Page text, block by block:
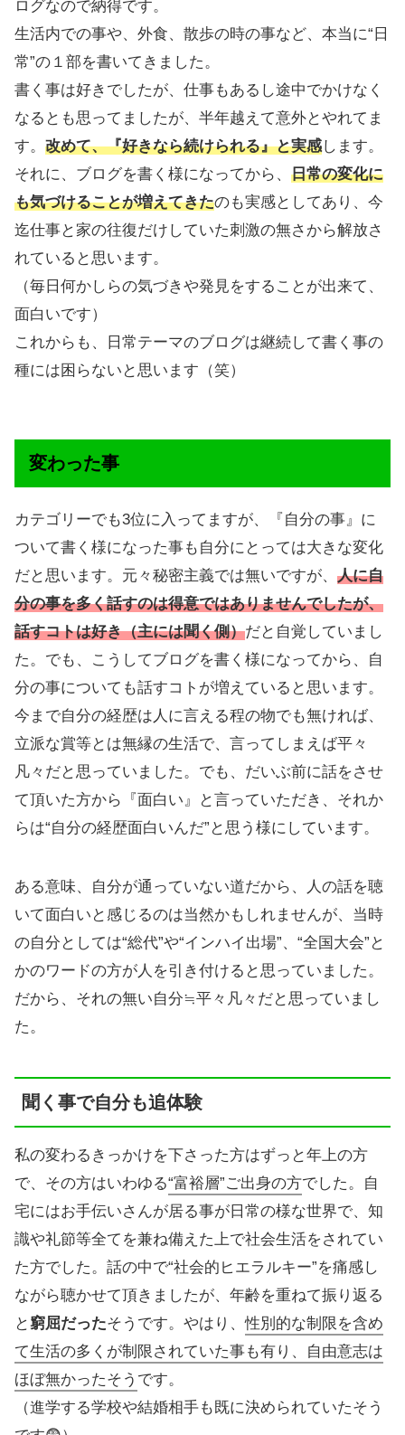
ログなので納得です。
生活内での事や、外食、散歩の時の事など、本当に“日
常”の１部を書いてきました。
書く事は好きでしたが、仕事もあるし途中でかけなく
なるとも思ってましたが、半年越えて意外とやれてま
す。 改めて、『好きなら続けられる』と実感します。
それに、ブログを書く様になってから、 日常の変化に
も気づけることが増えてきたのも実感としてあり、今
迄仕事と家の往復だけしていた刺激の無さから解放さ
れていると思います。
（毎日何かしらの気づきや発見をすることが出来て、
面白いです）
これからも、日常テーマのブログは継続して書く事の
種には困らないと思います（笑）
変わった事
カテゴリーでも3位に入ってますが、『自分の事』に
ついて書く様になった事も自分にとっては大きな変化
だと思います。元々秘密主義では無いですが、 人に自
分の事を多く話すのは得意ではありませんでしたが、
話すコトは好き（主には聞く側）だと自覚していまし
た。でも、こうしてブログを書く様になってから、自
分の事についても話すコトが増えていると思います。
今まで自分の経歴は人に言える程の物でも無ければ、
立派な賞等とは無縁の生活で、言ってしまえば平々
凡々だと思っていました。でも、だいぶ前に話をさせ
て頂いた方から『面白い』と言っていただき、それか
らは“自分の経歴面白いんだ”と思う様にしています。
ある意味、自分が通っていない道だから、人の話を聴
いて面白いと感じるのは当然かもしれませんが、当時
の自分としては“総代”や“インハイ出場”、“全国大会”と
かのワードの方が人を引き付けると思っていました。
だから、それの無い自分≒平々凡々だと思っていまし
た。
聞く事で自分も追体験
私の変わるきっかけを下さった方はずっと年上の方
で、その方はいわゆる“富裕層”ご出身の方でした。自
宅にはお手伝いさんが居る事が日常の様な世界で、知
識や礼節等全てを兼ね備えた上で社会生活をされてい
た方でした。話の中で“社会的ヒエラルキー”を痛感し
ながら聴かせて頂きましたが、年齢を重ねて振り返る
と窮屈だったそうです。やはり、性別的な制限を含め
て生活の多くが制限されていた事も有り、自由意志は
ほぼ無かったそう です。
（進学する学校や結婚相手も既に決められていたそう